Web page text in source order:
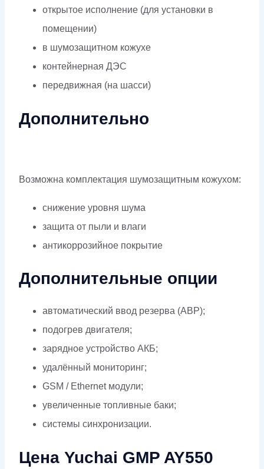
открытое исполнение (для установки в
помещении)
в шумозащитном кожухе
контейнерная ДЭС
передвижная (на шасси)
Дополнительно
Возможна комплектация шумозащитным кожухом:
снижение уровня шума
защита от пыли и влаги
антикоррозийное покрытие
Дополнительные опции
автоматический ввод резерва (АВР);
подогрев двигателя;
зарядное устройство АКБ;
удалённый мониторинг;
GSM / Ethernet модули;
увеличенные топливные баки;
системы синхронизации.
Цена Yuchai GMP AY550